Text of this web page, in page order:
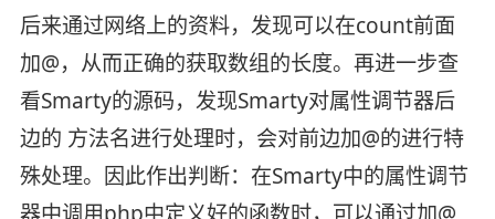
后来通过网络上的资料，发现可以在count前面
加@，从而正确的获取数组的长度。再进一步查
看Smarty的源码，发现Smarty对属性调节器后
边的 方法名进行处理时，会对前边加@的进行特
殊处理。因此作出判断：在Smarty中的属性调节